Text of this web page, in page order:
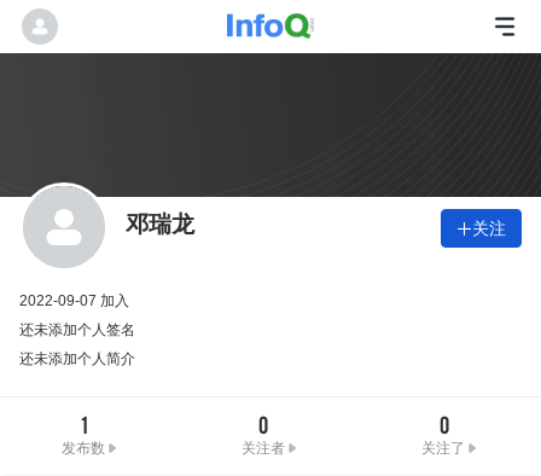
邓瑞龙 关注
2022-09-07 加入
还未添加个人签名
还未添加个人简介
1
发布数
0
关注者
0
关注了